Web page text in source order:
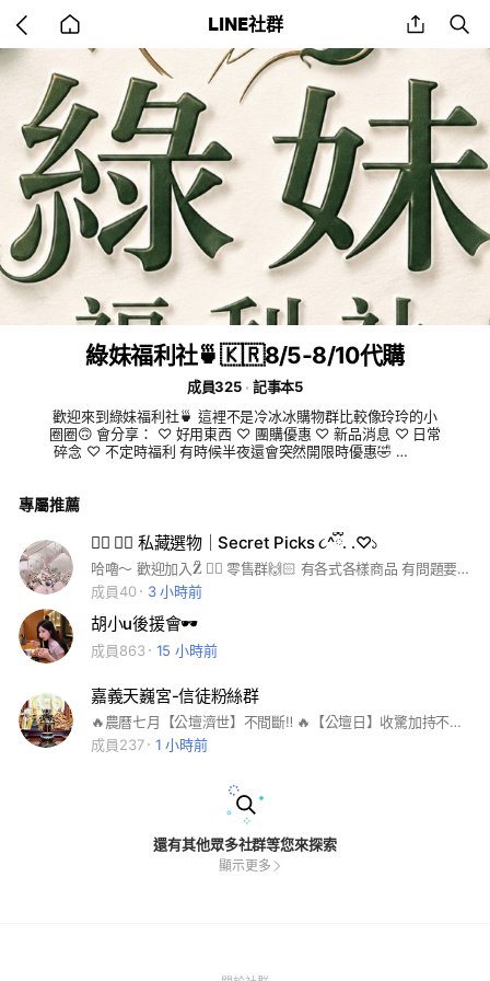
back
to
LINE社群 share
綠妹福利社🍵🇰🇷8/5-8/10代購
成員325
記事本5
歡迎來到綠妹福利社🍵 這裡不是冷冰冰購物群比較像玲玲的小
圈圈🙃 會分享： ♡ 好用東西 ♡ 團購優惠 ♡ 新品消息 ♡ 日常
碎念 ♡ 不定時福利 有時候半夜還會突然開限時優惠🤣 ⸻
禁止在群內推銷其他商品或廣告 • 有優惠都會第一時間通知大家
專屬推薦
𝐙ᩚ 𝐉ᩚ 私藏選物｜Secret Picks ૮^ྀིᱹ ᱹ♡১
哈嚕～ 歡迎加入𝐙ᩚ 𝐉ᩚ 零售群🙌🏻 有各式各樣商品 有問題要訂購都是找我下單💞
成員40
3 小時前
胡小u後援會🕶️
成員863 15 小時前
嘉義天巍宮-信徒粉絲群
🔥農曆七月【公壇濟世】不間斷‼️ 🔥【公壇日】收驚加持不限人數‼️ 📣【定期公壇】： 每週三晚上 7 點濟世（6 點開放報到排號），提供濟世服務（包含問事、祭改、收驚加持、求生子、開智慧、收契子、補財庫等）。 ♦️代問請帶一件衣服過來 ━━━━━━━━━━━━━━ 📣【一對一預約問事】： 包含陽宅風水、地理勘輿、命理卜卦、嬰兒取名、成人改名、鎮宅淨車、神尊開光及安座等。 ━━━━━━━━━━━━━━ 🌟歡迎預約登記黑令旗分靈 🌟預購開光白玉太極八卦 🌟預購開光白水晶無事牌 📌官方LINE預約報名：@570sezag
成員237
1 小時前
還有其他眾多社群等您來探索
顯示更多